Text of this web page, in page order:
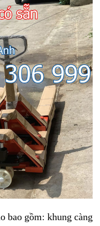
bao gồm: khung càng